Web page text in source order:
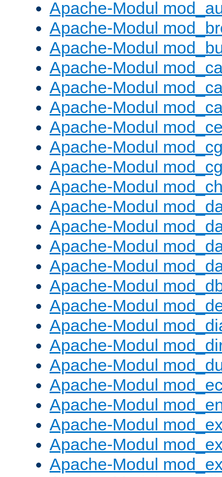
Apache-Modul
Apache-Modul
Apache-Modul
Apache-Modul
Apache-Modul
Apache-Modul
Apache-Modul
Apache-Modul
Apache-Modul
Apache-Modul
Apache-Modul
Apache-Modul
Apache-Modul
Apache-Modul
Apache-Modul
Apache-Modul
Apache-Modul
Apache-Modul
Apache-Modul
Apache-Modul
Apache-Modul
Apache-Modul
Apache-Modul
Apache-Modul